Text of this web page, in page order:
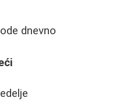
dnevno